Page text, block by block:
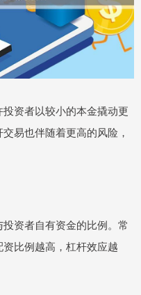
资者以较小的本金撬动更
易也伴随着更高的风险，
资者自有资金的比例。常
比例越高，杠杆效应越